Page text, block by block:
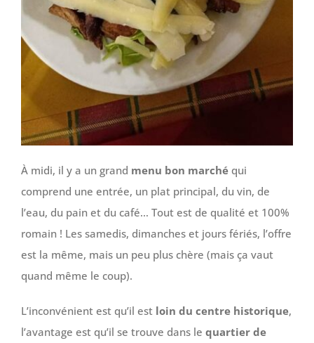
À midi, il y a un grand menu bon marchéqui
comprend une entrée, un plat principal, du vin, de
l’eau, du pain et du café… Tout est de qualité et 100%
romain ! Les samedis, dimanches et jours fériés, l’offre
est la même, mais un peu plus chère (mais ça vaut
quand même le coup).
L’inconvénient est qu’il est loin du centre historique,
l’avantage est qu’il se trouve dans le quartier de